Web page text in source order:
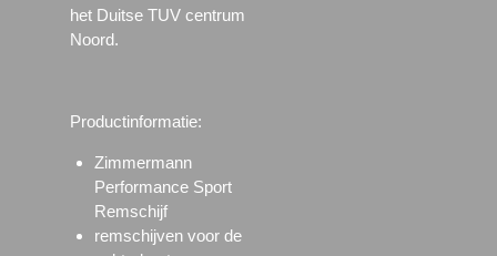
het Duitse TUV centrum
Noord.
Productinformatie:
Zimmermann
Performance Sport
Remschijf
remschijven voor de